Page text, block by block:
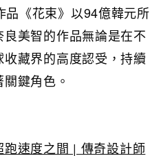
《花束》以94億韓元所
美智的作品無論是在不
藏界的高度認受，持續
鍵角色。
跑速度之間 | 傳奇設計師